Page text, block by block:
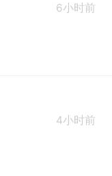
6小时前
4小时前